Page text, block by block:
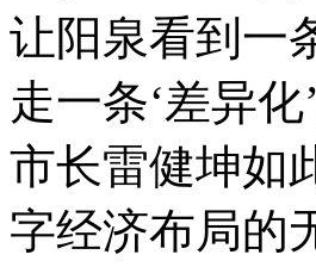
让阳泉看到一
走一条‘差异
市长雷健坤如
字经济布局的